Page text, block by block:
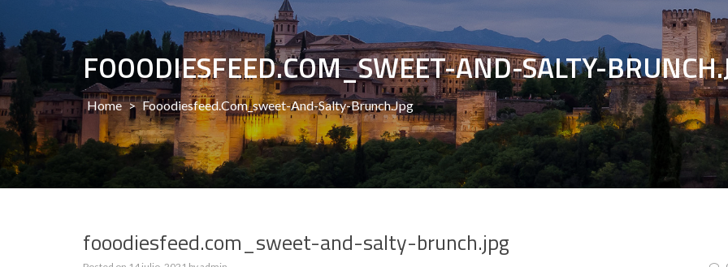
FOOODIESFEED.COM_SWEET-AND-SALTY-
Home > Fooodiesfeed.com_sweet-And-Salty-Brunch.jpg
fooodiesfeed.com_sweet-and-salty-brunch.jpg